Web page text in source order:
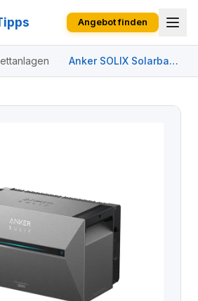
Angebot finden
Anker SOLIX Solarbank
3 E2700 2000 W Set |
Anker SOLIX Smart